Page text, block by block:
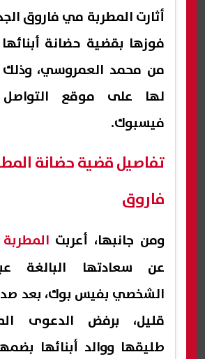
أثارت المطربة مي فاروق
فوزها بقضية حضانة
من محمد العمروسي،
لها على موقع التواصل
فيسبوك.
تفاصيل قضية حضانة
فاروق
ومن جانبها، أعربت
عن سعادتها البالغة
الشخصي بفيس بوك، بعد
قليل، برفض الدعوى
طليقها ووالد أبنائها